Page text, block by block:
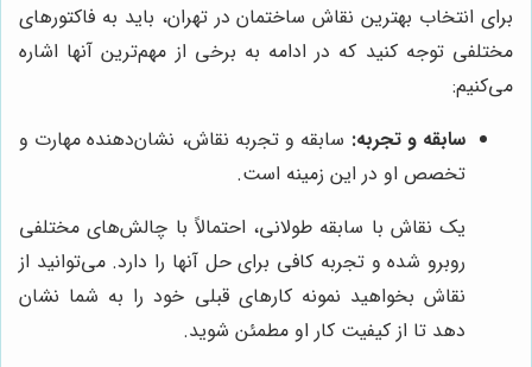
برای انتخاب بهترین نقاش ساختمان در تهران، باید به فاکتورهای
مختلفی توجه کنید که در ادامه به برخی از مهم‌ترین آنها اشاره
می‌کنیم:
سابقه و تجربه: سابقه و تجربه نقاش، نشان‌دهنده مهارت و
تخصص او در این زمینه است.
یک نقاش با سابقه طولانی، احتمالاً با چالش‌های مختلفی
روبرو شده و تجربه کافی برای حل آنها را دارد. می‌توانید از
نقاش بخواهید نمونه کارهای قبلی خود را به شما نشان
دهد تا از کیفیت کار او مطمئن شوید.